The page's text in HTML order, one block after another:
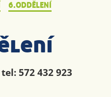
572 432 923
6.ODDĚLENÍ